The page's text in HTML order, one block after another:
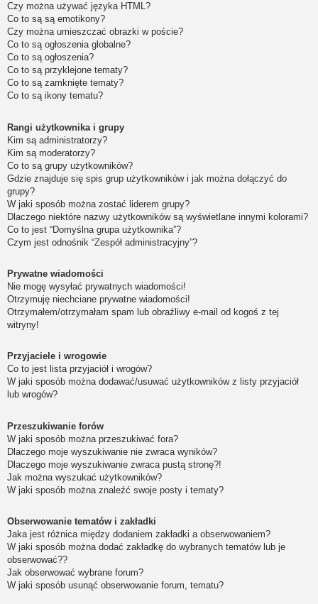
Czy można używać języka HTML?
Co to są są emotikony?
Czy można umieszczać obrazki w poście?
Co to są ogłoszenia globalne?
Co to są ogłoszenia?
Co to są przyklejone tematy?
Co to są zamknięte tematy?
Co to są ikony tematu?
Rangi użytkownika i grupy
Kim są administratorzy?
Kim są moderatorzy?
Co to są grupy użytkowników?
Gdzie znajduje się spis grup użytkowników i jak można dołączyć do
grupy?
W jaki sposób można zostać liderem grupy?
Dlaczego niektóre nazwy użytkowników są wyświetlane innymi kolorami?
Co to jest “Domyślna grupa użytkownika”?
Czym jest odnośnik “Zespół administracyjny”?
Prywatne wiadomości
Nie mogę wysyłać prywatnych wiadomości!
Otrzymuję niechciane prywatne wiadomości!
Otrzymałem/otrzymałam spam lub obraźliwy e-mail od kogoś z tej
witryny!
Przyjaciele i wrogowie
Co to jest lista przyjaciół i wrogów?
W jaki sposób można dodawać/usuwać użytkowników z listy przyjaciół
lub wrogów?
Przeszukiwanie forów
W jaki sposób można przeszukiwać fora?
Dlaczego moje wyszukiwanie nie zwraca wyników?
Dlaczego moje wyszukiwanie zwraca pustą stronę?!
Jak można wyszukać użytkowników?
W jaki sposób można znaleźć swoje posty i tematy?
Obserwowanie tematów i zakładki
Jaka jest różnica między dodaniem zakładki a obserwowaniem?
W jaki sposób można dodać zakładkę do wybranych tematów lub je
obserwować??
Jak obserwować wybrane forum?
W jaki sposób usunąć obserwowanie forum, tematu?